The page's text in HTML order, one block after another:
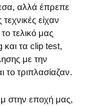
αλλά έπρεπε
είχαν
τελικό μας
τα clip test,
με την
τριπλασίαζαν.
στην εποχή μας,